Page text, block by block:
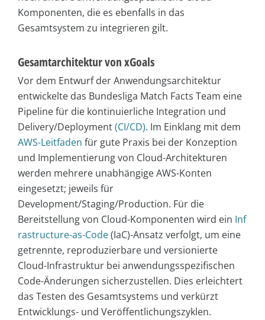
Komponenten, die es ebenfalls in das
Gesamtsystem zu integrieren gilt.
Gesamtarchitektur von xGoals
Vor dem Entwurf der Anwendungsarchitektur
entwickelte das Bundesliga Match Facts Team eine
Pipeline für die kontinuierliche Integration und
Delivery/Deployment(CI/CD). Im Einklang mit dem
AWS-Leitfaden für gute Praxis bei der Konzeption
und Implementierung von Cloud-Architekturen
werden mehrere unabhängige AWS-Konten
eingesetzt; jeweils für
Development/Staging/Production. Für die
Bereitstellung von Cloud-Komponenten wird ein Inf
rastructure-as-Code(IaC)-Ansatz verfolgt, um eine
getrennte, reproduzierbare und versionierte
Cloud-Infrastruktur bei anwendungsspezifischen
Code-Änderungen sicherzustellen. Dies erleichtert
das Testen des Gesamtsystems und verkürzt
Entwicklungs- und Veröffentlichungszyklen.